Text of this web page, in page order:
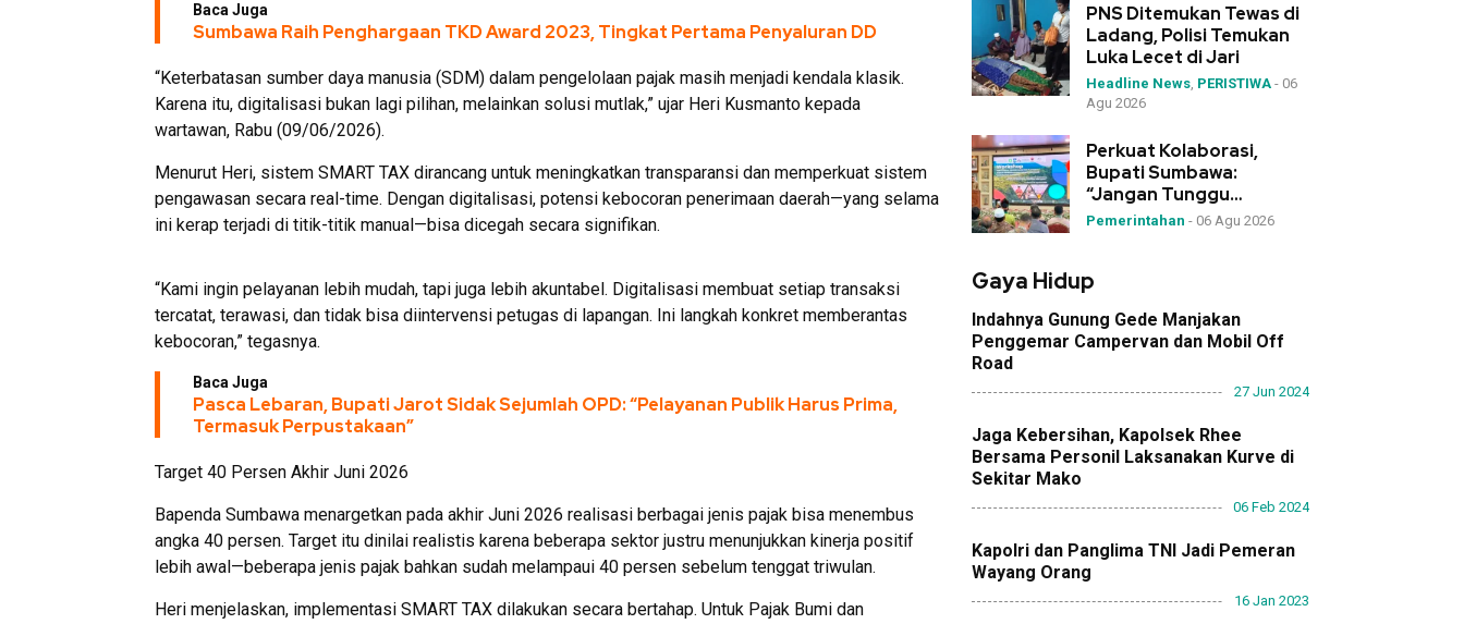
Baca Juga
Sumbawa Raih Penghargaan TKD Award 2023, Tingkat Pertama Penyaluran DD
“Keterbatasan sumber daya manusia (SDM) dalam pengelolaan pajak masih menjadi kendala klasik.
Karena itu, digitalisasi bukan lagi pilihan, melainkan solusi mutlak,” ujar Heri Kusmanto kepada
wartawan, Rabu (09/06/2026).
Menurut Heri, sistem SMART TAX dirancang untuk meningkatkan transparansi dan memperkuat sistem
pengawasan secara real-time. Dengan digitalisasi, potensi kebocoran penerimaan daerah—yang selama
ini kerap terjadi di titik-titik manual—bisa dicegah secara signifikan.
“Kami ingin pelayanan lebih mudah, tapi juga lebih akuntabel. Digitalisasi membuat setiap transaksi
tercatat, terawasi, dan tidak bisa diintervensi petugas di lapangan. Ini langkah konkret memberantas
kebocoran,” tegasnya.
Baca Juga
Pasca Lebaran, Bupati Jarot Sidak Sejumlah OPD: “Pelayanan Publik Harus Prima,
Termasuk Perpustakaan”
Target 40 Persen Akhir Juni 2026
Bapenda Sumbawa menargetkan pada akhir Juni 2026 realisasi berbagai jenis pajak bisa menembus
angka 40 persen. Target itu dinilai realistis karena beberapa sektor justru menunjukkan kinerja positif
lebih awal—beberapa jenis pajak bahkan sudah melampaui 40 persen sebelum tenggat triwulan.
Heri menjelaskan, implementasi SMART TAX dilakukan secara bertahap. Untuk Pajak Bumi dan
PNS Ditemukan Tewas di
Ladang, Polisi Temukan
Luka Lecet di Jari
Headline News, PERISTIWA - 06
Agu 2026
Perkuat Kolaborasi,
Bupati Sumbawa:
“Jangan Tunggu
Bencana, Desa Garda
Pemerintahan - 06 Agu 2026
Gaya Hidup
Indahnya Gunung Gede Manjakan
Penggemar Campervan dan Mobil Off
Road
27 Jun 2024
Jaga Kebersihan, Kapolsek Rhee
Bersama Personil Laksanakan Kurve di
Sekitar Mako
06 Feb 2024
Kapolri dan Panglima TNI Jadi Pemeran
Wayang Orang
16 Jan 2023